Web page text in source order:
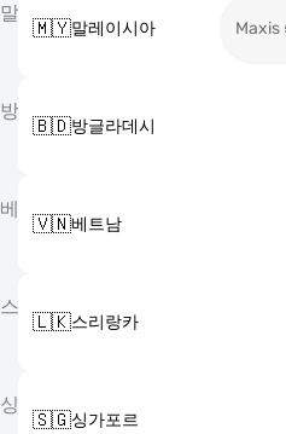
말
🇲🇾말레이시아 Maxis
방
🇧🇩방글라데시
베
🇻🇳베트남
스
🇱🇰스리랑카
싱
🇸🇬싱가포르